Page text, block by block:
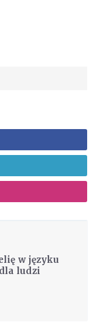
w języku
ludzi